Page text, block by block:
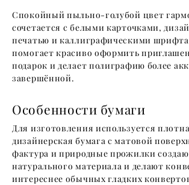
Спокойный пыльно-голубой цвет
сочетается с белыми карточками,
печатью и каллиграфическими
помогает красиво оформить
подарок и делает полиграфию более
завершённой.
Особенности бумаги
Для изготовления используется
дизайнерская бумага с матовой
фактура и природные прожилки
натурального материала и делают
интереснее обычных гладких